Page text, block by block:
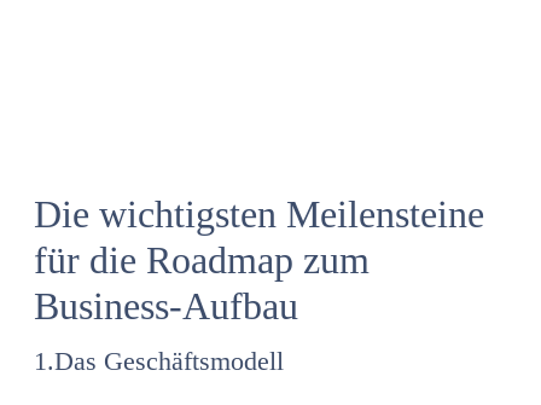
Die wichtigsten Meilensteine
für die Roadmap zum
Business-Aufbau
1.Das Geschäftsmodell